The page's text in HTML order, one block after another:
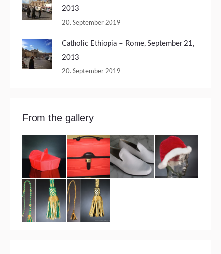
2013
20. September 2019
Catholic Ethiopia – Rome, September 21,
2013
20. September 2019
From the gallery